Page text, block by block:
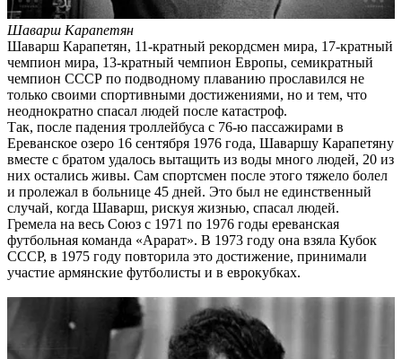
Шаварш Карапетян
Шаварш Карапетян, 11‑кратный рекордсмен мира, 17‑кратный
чемпион мира, 13‑кратный чемпион Европы, семикратный
чемпион СССР по подводному плаванию прославился не
только своими спортивными достижениями, но и тем, что
неоднократно спасал людей после катастроф.
Так, после падения троллейбуса с 76-ю пассажирами в
Ереванское озеро 16 сентября 1976 года, Шаваршу Карапетяну
вместе с братом удалось вытащить из воды много людей, 20 из
них остались живы. Сам спортсмен после этого тяжело болел
и пролежал в больнице 45 дней. Это был не единственный
случай, когда Шаварш, рискуя жизнью, спасал людей.
Гремела на весь Союз с 1971 по 1976 годы ереванская
футбольная команда «Арарат». В 1973 году она взяла Кубок
СССР, в 1975 году повторила это достижение, принимали
участие армянские футболисты и в еврокубках.